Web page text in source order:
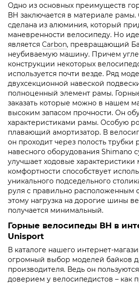
Одно из основных преимуществ
ВН заключается в материале
сделана из алюминия, который
маневренности велосипеду. Но
является Carbon, превращающий
неубиваемую машину. Причем
конструкции некоторых
используется почти везде. Ряд
двухсекционной навеской
полноценный элемент рамы.
заказать которые можно в нашем
высоким запасом прочности. Он
характеристиками рамы. Особую
плавающий амортизатор. В
он проходит через полость
навесного оборудования Shimano
улучшает ходовые
комфортности способствует
уникального подседельного
руля с правильно расположенным
этому нагрузка на дорогие шины
получается минимальный.
Горные велосипеды ВН в
Unisport
В каталоге нашего интернет-
огромный выбор моделей байков
производителя. Ведь он
доверием у велосипедистов – как